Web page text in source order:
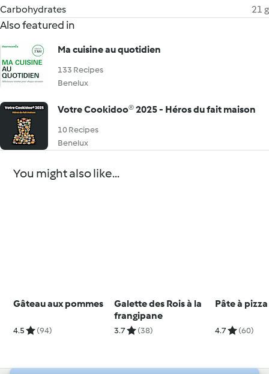
Carbohydrates
21 g
Also featured in
Ma cuisine au quotidien
133 Recipes
Benelux
Votre Cookidoo® 2025 - Héros du fait maison
10 Recipes
Benelux
You might also like...
Gâteau aux pommes
4.5 (94)
Galette des Rois à la
frangipane
3.7 (38)
Pâte à pizza
4.7 (60)